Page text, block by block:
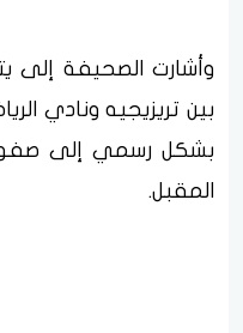
وأشارت الصحيفة إلى
بين تريزيجيه ونادي
بشكل رسمي إلى
المقبل.